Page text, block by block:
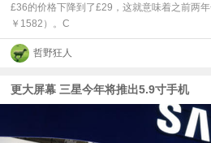
£36的价格下降到了£29，这就意味着之前两
￥1582）。C
哲野狂人
更大屏幕 三星今年将推出5.9寸手机